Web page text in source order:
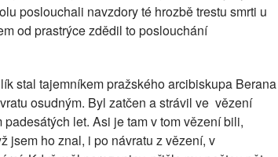
poslouchali navzdory té hrozbě trestu smrti u
od prastrýce zdědil to poslouchání
stal tajemníkem pražského arcibiskupa Berana
osudným. Byl zatčen a strávil ve vězení
let. Asi je tam v tom vězení bili,
jsem ho znal, i po návratu z vězení, v